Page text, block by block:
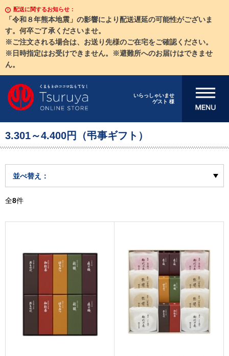
配送に関するお知らせ：
「令和８年熊本地震」の影響により配送遅延の可能性がございま
す。何卒ご了承くださいませ。
※ご注文される場合は、お送り先様のご在宅をご確認ください。
※日時指定はお受けできません。※避難所へのお届けはできませ
ん。
いらっしゃいませ
ゲスト 様
メニューを開
3.301～4.400円（弔事ギフト）
並べ替え：
全8件